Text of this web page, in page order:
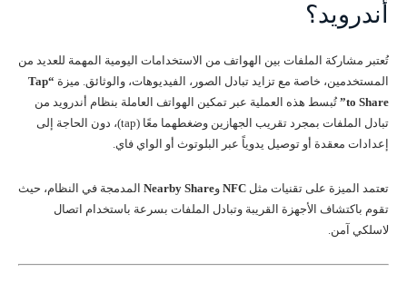
أندرويد؟
تُعتبر مشاركة الملفات بين الهواتف من الاستخدامات اليومية المهمة للعديد من
المستخدمين، خاصة مع تزايد تبادل الصور، الفيديوهات، والوثائق. ميزة
“Tap
to Share”
تُبسط هذه العملية عبر تمكين الهواتف العاملة بنظام أندرويد من
تبادل الملفات بمجرد تقريب الجهازين وضغطهما معًا (tap)، دون الحاجة إلى
إعدادات معقدة أو توصيل يدوياً عبر البلوتوث أو الواي فاي.
تعتمد الميزة على تقنيات مثل NFC وNearby Share المدمجة في النظام، حيث
تقوم باكتشاف الأجهزة القريبة وتبادل الملفات بسرعة باستخدام اتصال
لاسلكي آمن.